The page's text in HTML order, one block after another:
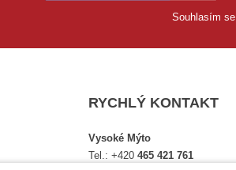
Souhlasím se
RYCHLÝ KONTAKT
Vysoké Mýto
Tel.:+420465 421 761